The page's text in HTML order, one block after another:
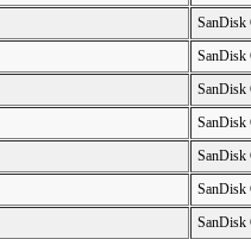
SanDisk
SanDisk
SanDisk
SanDisk
SanDisk
SanDisk
SanDisk